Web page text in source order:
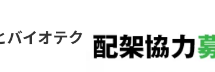
バイオテク